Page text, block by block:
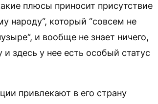
плюсы приносит присутствие
народу“, который “совсем не
и вообще не знает ничего,
и здесь у нее есть особый статус
привлекают в его страну